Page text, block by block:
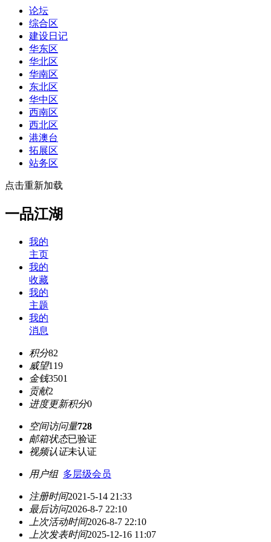
论坛
综合区
建设日记
华东区
华北区
华南区
东北区
华中区
西南区
西北区
港澳台
拓展区
站务区
点击重新加载
一品江湖
我的
主页
我的
收藏
我的
主题
我的
消息
积分82
威望119
金钱3501
贡献2
进度更新积分0
空间访问量728
邮箱状态已验证
视频认证未认证
用户组 多层级会员
注册时间2021-5-14 21:33
最后访问2026-8-7 22:10
上次活动时间2026-8-7 22:10
上次发表时间2025-12-16 11:07